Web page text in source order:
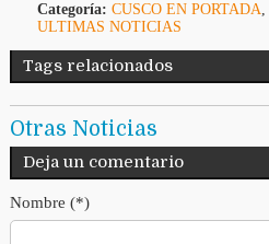
Categoría: CUSCO EN PORTADA,
ULTIMAS NOTICIAS
Tags relacionados
Otras Noticias
Deja un comentario
Nombre (*)